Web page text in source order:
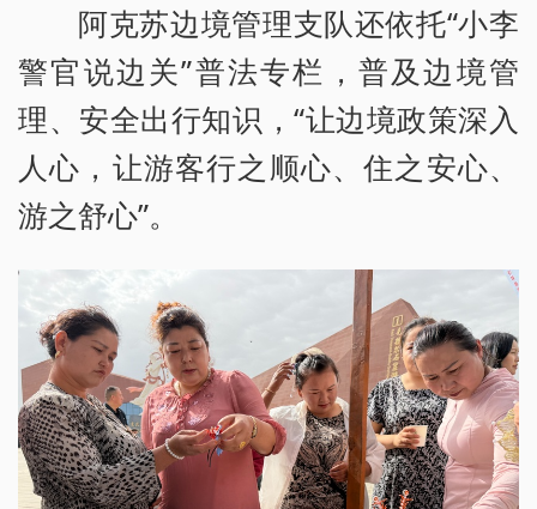
阿克苏边境管理支队还依托“小李
警官说边关”普法专栏，普及边境管
理、安全出行知识，“让边境政策深入
人心，让游客行之顺心、住之安心、
游之舒心”。